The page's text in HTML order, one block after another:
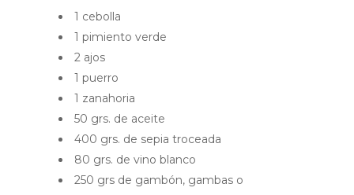
1 cebolla
1 pimiento verde
2 ajos
1 puerro
1 zanahoria
50 grs. de aceite
400 grs. de sepia troceada
80 grs. de vino blanco
250 grs de gambón, gambas o